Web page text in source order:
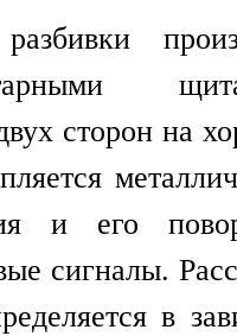
сторон на
и его
сигналы.
в